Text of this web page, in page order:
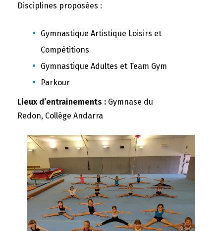
Disciplines proposées :
Gymnastique Artistique Loisirs et
Compétitions
Gymnastique Adultes et Team Gym
Parkour
Lieux d’entrainements : Gymnase du
Redon, Collège Andarra